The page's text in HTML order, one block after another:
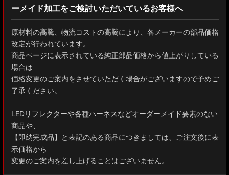
ーメイド加工をご検討いただいているお客様へ
原材料の高騰、物流コストの高騰により、各メーカーの部品価格
改定が行われています。
商品ページに表示されている純正部品価格から値上がりしている
場合は
価格変更のご案内をさせていただく場合がございますので予めご
了承ください。
LEDリフレクターや各種ハーネスなどオーダーメイド要素のない
商品や、
【即納完成品】と表記のある商品につきましては、ご注文後に表
示価格から
変更のご案内を差し上げることはございません。